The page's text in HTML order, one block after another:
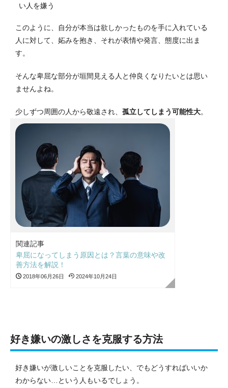
い人を嫌う
このように、自分が本当は欲しかったものを手に入れている
人に対して、妬みを抱き、それが表情や発言、態度に出ま
す。
そんな卑屈な部分が垣間見える人と仲良くなりたいとは思い
ませんよね。
少しずつ周囲の人から敬遠され、 孤立してしまう可能性大。
関連記事
卑屈になってしまう原因とは？言葉の意味や改
善方法を解説！
2018年06月26日 2024年10月24日
好き嫌いの激しさを克服する方法
好き嫌いが激しいことを克服したい、でもどうすればいいか
わからない…という人もいるでしょう。